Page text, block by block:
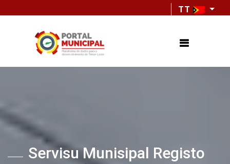
TT
Servisu Munisipal Registo